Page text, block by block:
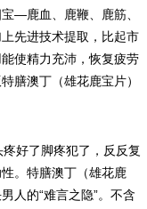
—鹿血、鹿鞭、鹿筋、
先进技术提取，比起市
使精力充沛，恢复疲劳
膳澳丁（雄花鹿宝片）
好了脚疼犯了，反反复
。特膳澳丁（雄花鹿
人的“难言之隐”。不含